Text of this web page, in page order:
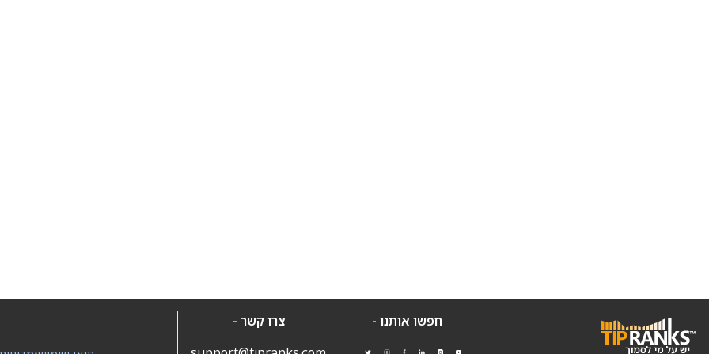
חפשו אותנו -
צרו קשר -